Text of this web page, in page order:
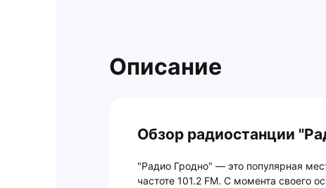
Описание
Обзор радиостанции
"Радио Гродно" — это популярная
частоте 101.2 FM. С момента своего